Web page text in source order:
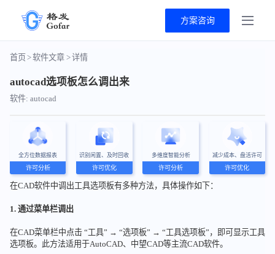
方案咨询
首页>软件文章 >详情
autocad选项板怎么调出来
软件: autocad
全方位数据报表
许可分析
识别闲置、及时回收
许可优化
多维度智能分析
许可分析
减少成本、盘活许可
许可优化
在CAD软件中调出工具选项板有多种方法，具体操作如下：
1. 通过菜单栏调出
在CAD菜单栏中点击 “工具” → “选项板” → “工具选项板”，即可显示工具
选项板。此方法适用于AutoCAD、中望CAD等主流CAD软件。